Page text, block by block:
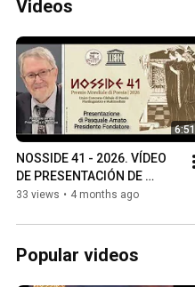
Videos
6:51
NOSSIDE 41 - 2026. VÍDEO
DE PRESENTACIÓN DE
PASQUALE AMATO,
33 views • 4 months ago
Popular videos